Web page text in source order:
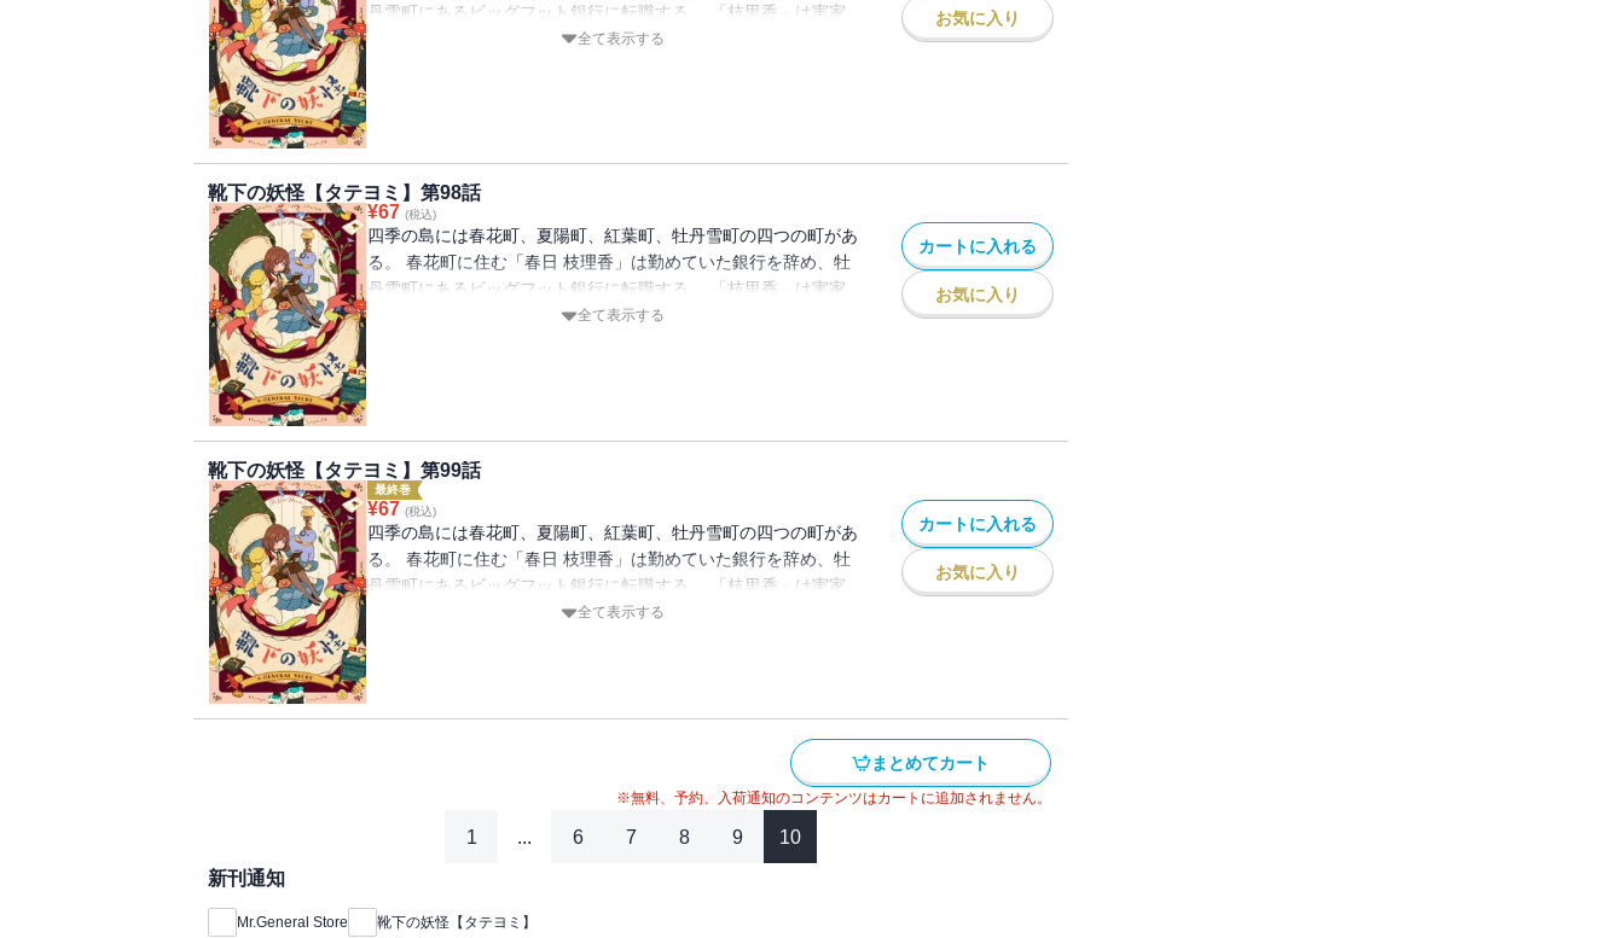
丹雪町にあるビッグフット銀行に転職する。 「枝里香」は実家
を離れ、慣れないところで新しい生活を始めたが、なぜか毎日靴
全て表示する
お気に入り
靴下の妖怪【タテヨミ】第98話
¥67 (税込)
四季の島には春花町、夏陽町、紅葉町、牡丹雪町の四つの町があ
る。 春花町に住む「春日 枝理香」は勤めていた銀行を辞め、牡
丹雪町にあるビッグフット銀行に転職する。 「枝里香」は実家
を離れ、慣れないところで新しい生活を始めたが、なぜか毎日靴
全て表示する
カートに入れる
お気に入り
靴下の妖怪【タテヨミ】第99話
最終巻
¥67 (税込)
四季の島には春花町、夏陽町、紅葉町、牡丹雪町の四つの町があ
る。 春花町に住む「春日 枝理香」は勤めていた銀行を辞め、牡
丹雪町にあるビッグフット銀行に転職する。 「枝里香」は実家
を離れ、慣れないところで新しい生活を始めたが、なぜか毎日靴
全て表示する
カートに入れる
お気に入り
まとめてカート
※無料、予約、入荷通知のコンテンツはカートに追加されません。
1 ... 6 7 8 9 10
新刊通知
Mr.General Store 靴下の妖怪【タテヨミ】